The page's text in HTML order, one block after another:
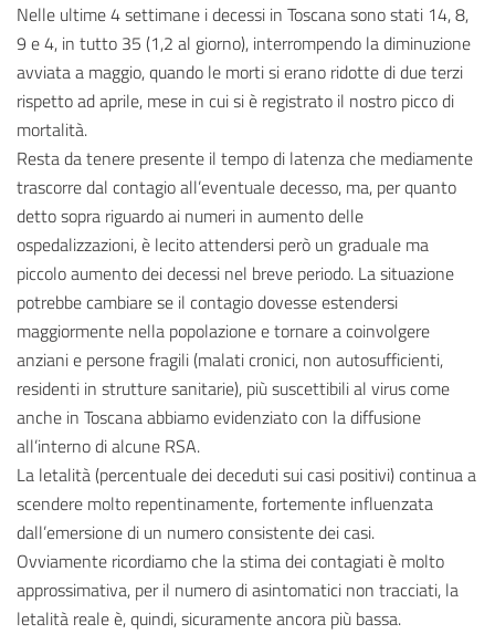
Nelle ultime 4 settimane i decessi in Toscana sono stati 14, 8,
9 e 4, in tutto 35 (1,2 al giorno), interrompendo la diminuzione
avviata a maggio, quando le morti si erano ridotte di due terzi
rispetto ad aprile, mese in cui si è registrato il nostro picco di
mortalità.
Resta da tenere presente il tempo di latenza che mediamente
trascorre dal contagio all’eventuale decesso, ma, per quanto
detto sopra riguardo ai numeri in aumento delle
ospedalizzazioni, è lecito attendersi però un graduale ma
piccolo aumento dei decessi nel breve periodo. La situazione
potrebbe cambiare se il contagio dovesse estendersi
maggiormente nella popolazione e tornare a coinvolgere
anziani e persone fragili (malati cronici, non autosufficienti,
residenti in strutture sanitarie), più suscettibili al virus come
anche in Toscana abbiamo evidenziato con la diffusione
all’interno di alcune RSA.
La letalità (percentuale dei deceduti sui casi positivi) continua a
scendere molto repentinamente, fortemente influenzata
dall’emersione di un numero consistente dei casi.
Ovviamente ricordiamo che la stima dei contagiati è molto
approssimativa, per il numero di asintomatici non tracciati, la
letalità reale è, quindi, sicuramente ancora più bassa.